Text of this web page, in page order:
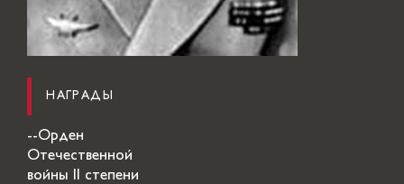
НАГРАДЫ
--Орден
Отечественной
войны II степени